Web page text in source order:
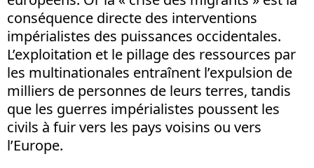
conséquence directe des interventions
impérialistes des puissances occidentales.
L’exploitation et le pillage des ressources par
les multinationales entraînent l’expulsion de
milliers de personnes de leurs terres, tandis
que les guerres impérialistes poussent les
civils à fuir vers les pays voisins ou vers
l’Europe.